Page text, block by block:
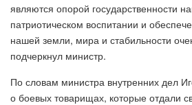
являются опорой государственности
патриотическом воспитании и
нашей земли, мира и стабильности
подчеркнул министр.
По словам министра внутренних дел
о боевых товарищах, которые отдали